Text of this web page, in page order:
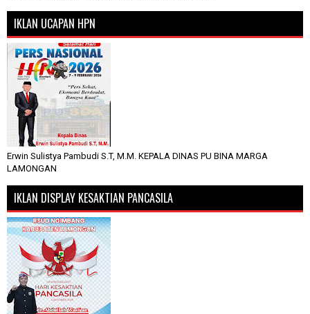
IKLAN UCAPAN HPN
Erwin Sulistya Pambudi S.T, M.M. KEPALA DINAS PU BINA MARGA
LAMONGAN
IKLAN DISPLAY KESAKTIAN PANCASILA